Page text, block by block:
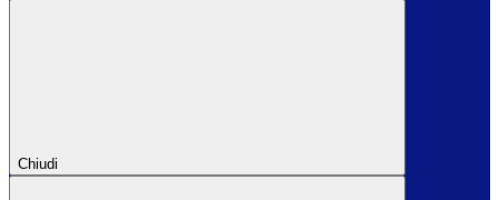
Chiudi